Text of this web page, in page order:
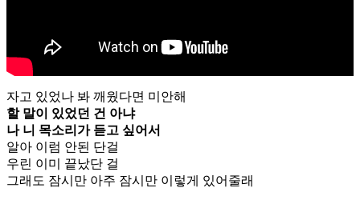
자고 있었나 봐 깨웠다면 미안해
할 말이 있었던 건 아냐
나 니 목소리가 듣고 싶어서
알아 이럼 안된 단걸
우린 이미 끝났단 걸
그래도 잠시만 아주 잠시만 이렇게 있어줄래